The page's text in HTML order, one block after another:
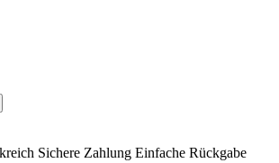
Sichere Zahlung Einfache Rückgabe